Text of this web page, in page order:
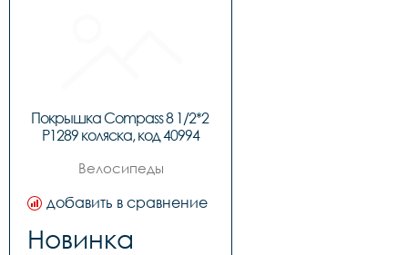
Покрышка Compass 8 1/2*2
P1289 коляска, код 40994
Велосипеды
добавить в сравнение
Новинка